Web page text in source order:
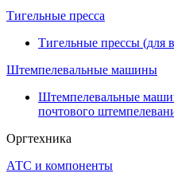
Тигельные пресса
Тигельные прессы (для
Штемпелевальные машины
Штемпелевальные
почтового
Оргтехника
АТС и компоненты